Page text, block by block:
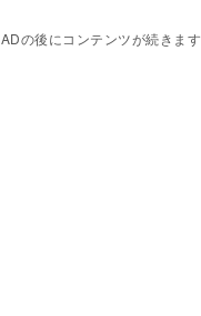
ADの後にコンテンツが続きます